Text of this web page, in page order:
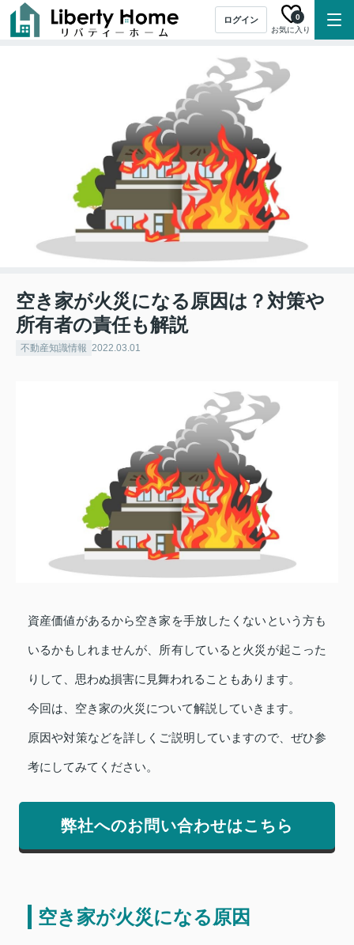
ログイン
お気に入り
0
空き家が火災になる原因は？対策や
所有者の責任も解説
不動産知識情報 2022.03.01
資産価値があるから空き家を手放したくないという方も
いるかもしれませんが、所有していると火災が起こった
りして、思わぬ損害に見舞われることもあります。
今回は、空き家の火災について解説していきます。
原因や対策などを詳しくご説明していますので、ぜひ参
考にしてみてください。
弊社へのお問い合わせはこちら
空き家が火災になる原因